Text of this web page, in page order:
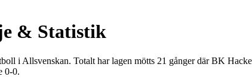
& Statistik
i Allsvenskan. Totalt har lagen mötts 21 gånger där BK
0-0.